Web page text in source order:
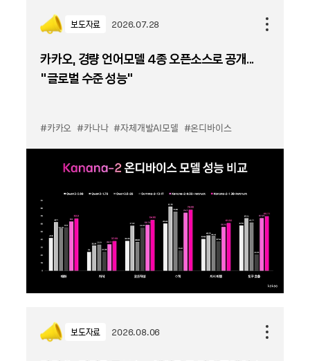
보도자료 2026.07.28
카카오, 경량 언어모델 4종 오픈소스로 공개...
“글로벌 수준 성능”
#카카오 #카나나 #자체개발AI모델 #온디바이스
보도자료 2026.08.06